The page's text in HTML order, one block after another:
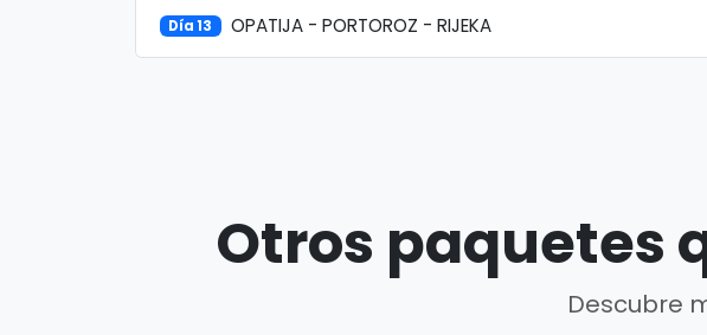
Día 13 OPATIJA - PORTOROZ - RIJEKA
Otros paquetes
Descubre